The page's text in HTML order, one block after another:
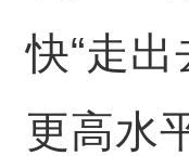
快“走
更高水